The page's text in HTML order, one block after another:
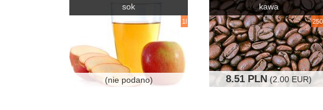
sok
1l
(nie podano)
kawa
8.51 PLN (2.00 EUR)